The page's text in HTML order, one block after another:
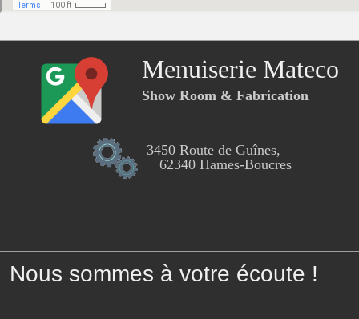
Menuiserie Mateco
Show Room & Fabrication
3450 Route de Guînes,
62340 Hames-Boucres
Nous sommes à votre écoute !